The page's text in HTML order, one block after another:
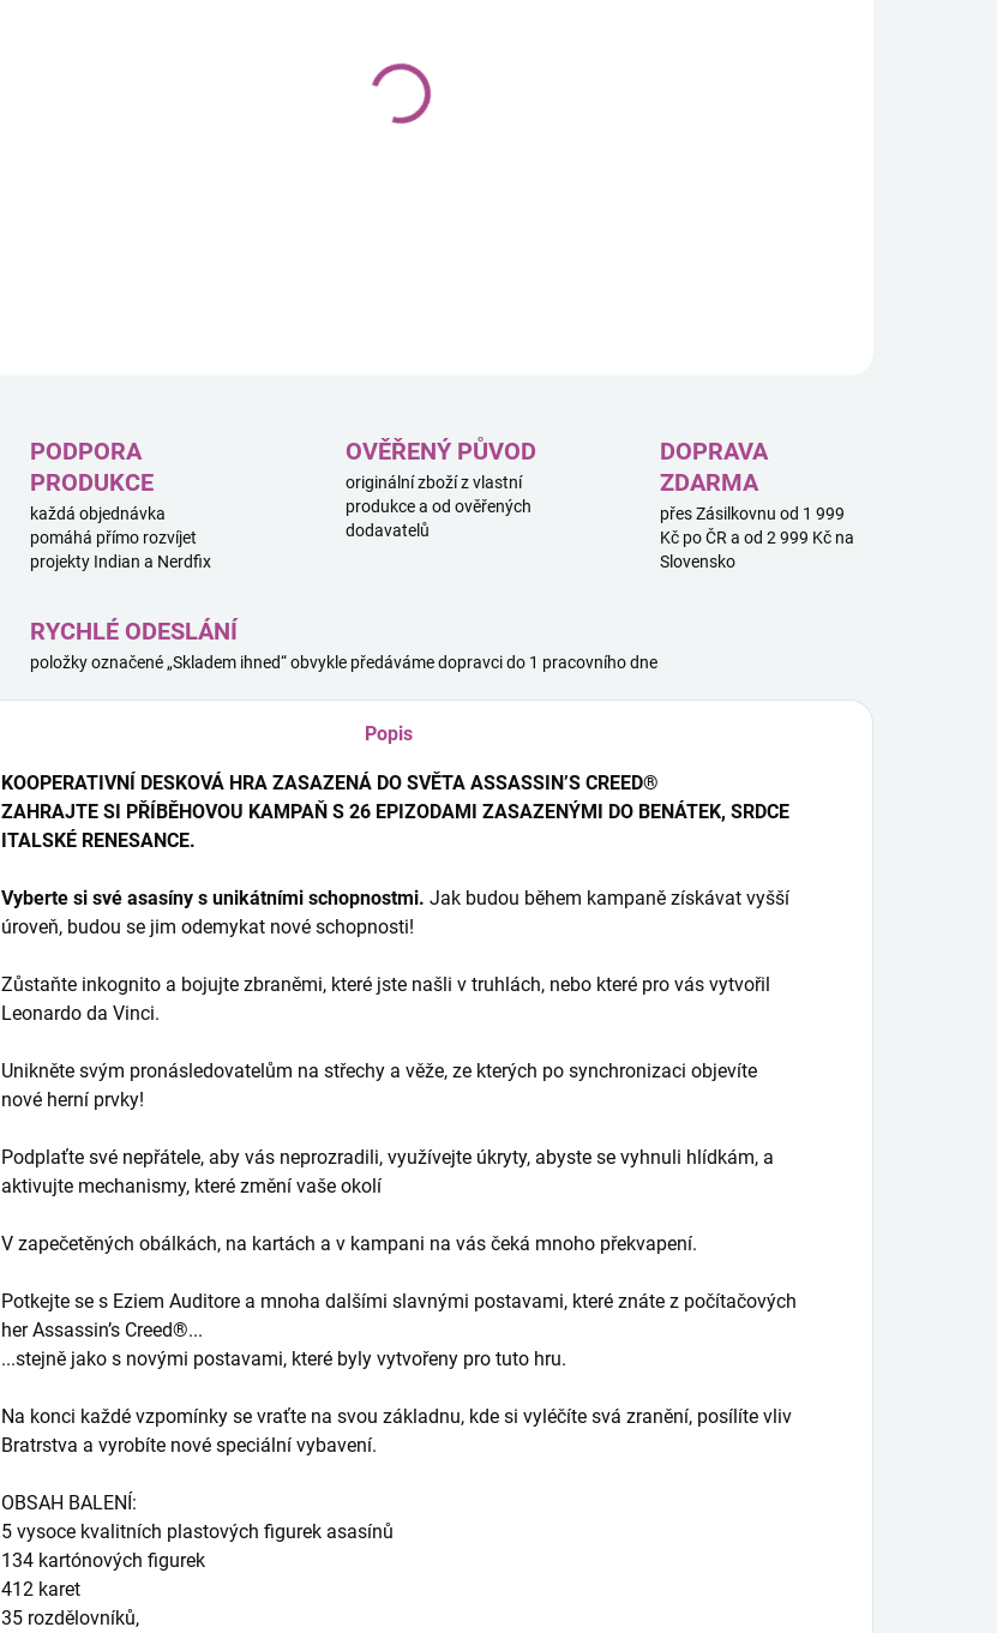
PODPORA
PRODUKCE
každá objednávka
pomáhá přímo rozvíjet
projekty Indian a Nerdfix
OVĚŘENÝ PŮVOD
originální zboží z vlastní
produkce a od ověřených
dodavatelů
DOPRAVA
ZDARMA
přes Zásilkovnu od 1 999
Kč po ČR a od 2 999 Kč na
Slovensko
RYCHLÉ ODESLÁNÍ
položky označené „Skladem ihned“ obvykle předáváme dopravci do 1 pracovního dne
Popis
KOOPERATIVNÍ DESKOVÁ HRA ZASAZENÁ DO SVĚTA ASSASSIN’S CREED®
ZAHRAJTE SI PŘÍBĚHOVOU KAMPAŇ S 26 EPIZODAMI ZASAZENÝMI DO BENÁTEK, SRDCE
ITALSKÉ RENESANCE.
Vyberte si své asasíny s unikátními schopnostmi. Jak budou během kampaně získávat vyšší
úroveň, budou se jim odemykat nové schopnosti!
Zůstaňte inkognito a bojujte zbraněmi, které jste našli v truhlách, nebo které pro vás vytvořil
Leonardo da Vinci.
Unikněte svým pronásledovatelům na střechy a věže, ze kterých po synchronizaci objevíte
nové herní prvky!
Podplaťte své nepřátele, aby vás neprozradili, využívejte úkryty, abyste se vyhnuli hlídkám, a
aktivujte mechanismy, které změní vaše okolí
V zapečetěných obálkách, na kartách a v kampani na vás čeká mnoho překvapení.
Potkejte se s Eziem Auditore a mnoha dalšími slavnými postavami, které znáte z počítačových
her Assassin’s Creed®...
...stejně jako s novými postavami, které byly vytvořeny pro tuto hru.
Na konci každé vzpomínky se vraťte na svou základnu, kde si vyléčíte svá zranění, posílíte vliv
Bratrstva a vyrobíte nové speciální vybavení.
OBSAH BALENÍ:
5 vysoce kvalitních plastových figurek asasínů
134 kartónových figurek
412 karet
35 rozdělovníků,